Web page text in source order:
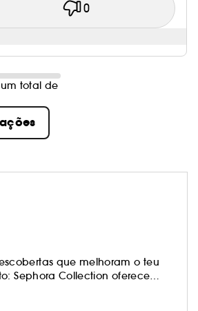
0
total de
que melhoram o teu
Sephora Collection oferece
quando te apetecer!